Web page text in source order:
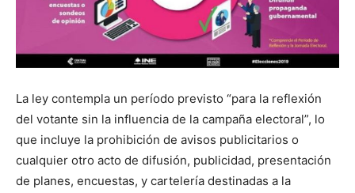
La ley contempla un período previsto “para la reflexión
del votante sin la influencia de la campaña electoral”, lo
que incluye la prohibición de avisos publicitarios o
cualquier otro acto de difusión, publicidad, presentación
de planes, encuestas, y cartelería destinadas a la